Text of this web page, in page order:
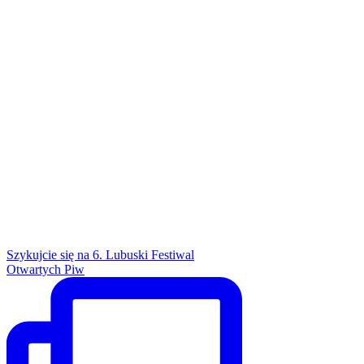
Szykujcie się na 6. Lubuski Festiwal
Otwartych Piw